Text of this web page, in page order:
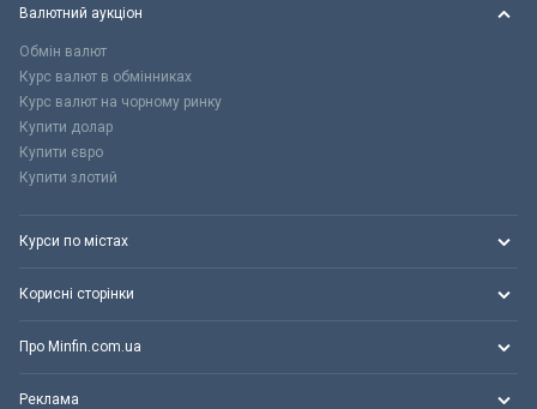
Валютний аукціон
Обмін валют
Курс валют в обмінниках
Курс валют на чорному ринку
Купити долар
Купити євро
Купити злотий
Курси по містах
Корисні сторінки
Про Minfin.com.ua
Реклама